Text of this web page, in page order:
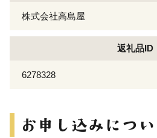
株式会社高島屋
返礼品ID
6278328